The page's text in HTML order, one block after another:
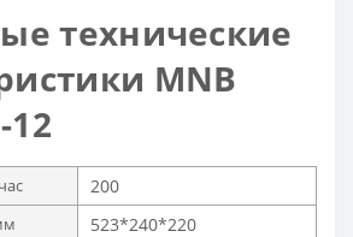
технические
MNB
12
200
523*240*220